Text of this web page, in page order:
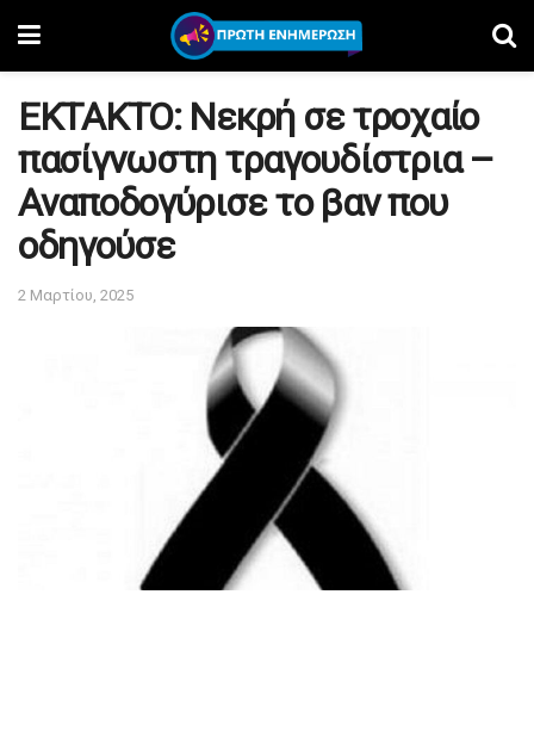
ΕΚΤΑΚΤΟ: Νεκρή σε τροχαίο
πασίγνωστη τραγουδίστρια –
Αναποδογύρισε το βαν που
οδηγούσε
2 Μαρτίου, 2025